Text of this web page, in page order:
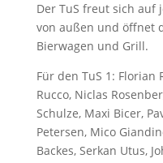
Der TuS freut sich auf
von außen und öffnet
Bierwagen und Grill.
Für den TuS 1: Florian
Rucco, Niclas
Schulze, Maxi Bicer,
Petersen, Mico
Backes, Serkan Utus,